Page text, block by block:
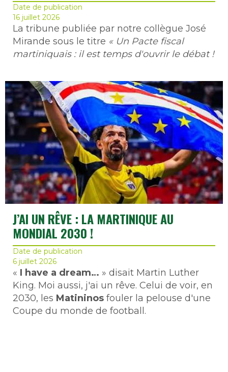
Date de publication
16 juillet 2026
La tribune publiée par notre collègue José
Mirande sous le titre « Un Pacte fiscal
martiniquais : il est temps d'ouvrir le débat !
J’AI UN RÊVE : LA MARTINIQUE AU
MONDIAL 2030 !
Date de publication
6 juillet 2026
« I have a dream… » disait Martin Luther
King. Moi aussi, j'ai un rêve. Celui de voir, en
2030, les Matininos fouler la pelouse d'une
Coupe du monde de football.